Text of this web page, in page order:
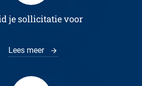
je sollicitatie voor
Lees meer